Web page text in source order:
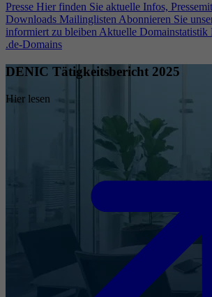
Presse Hier finden Sie aktuelle Infos,
Downloads Mailinglisten Abonnieren Sie
informiert zu bleiben Aktuelle Domainstatistik
.de-Domains
DENIC Tätigkeitsbericht 2025
Hier lesen